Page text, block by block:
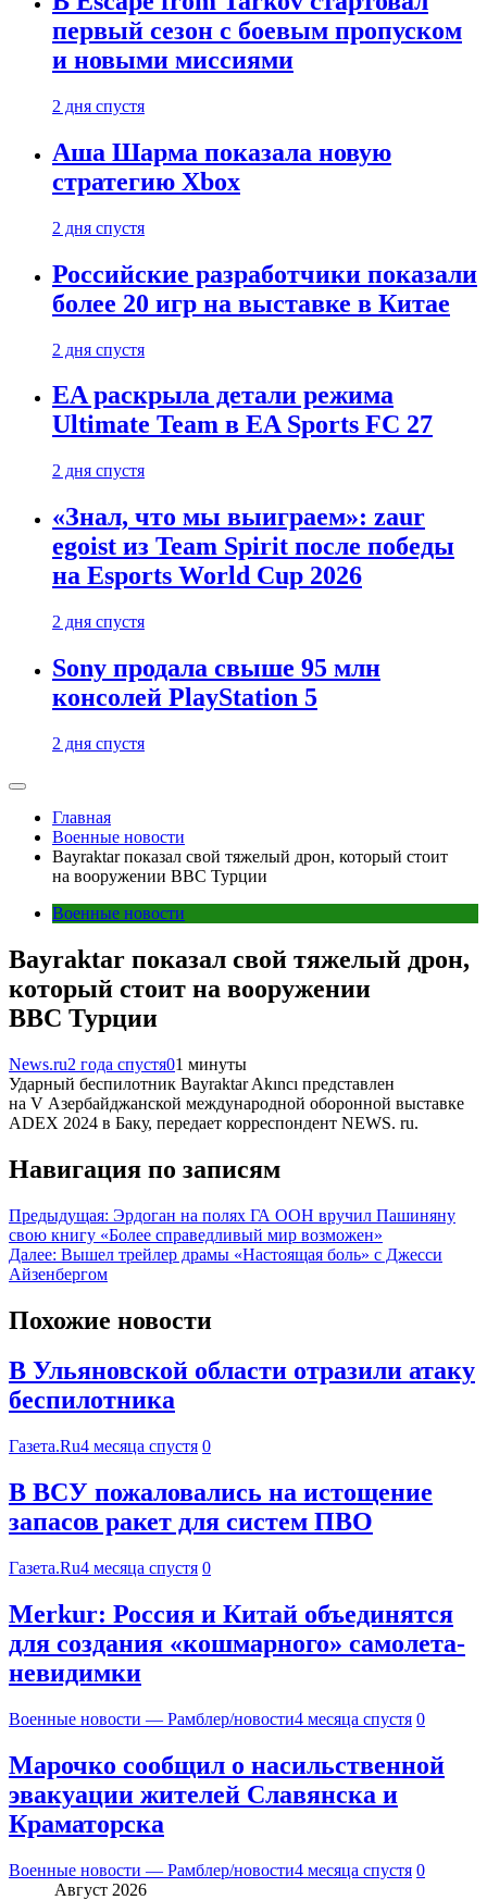
первый сезон с боевым пропуском
и новыми миссиями
2 дня спустя
Аша Шарма показала новую
стратегию Xbox
2 дня спустя
Российские разработчики показали
более 20 игр на выставке в Китае
2 дня спустя
EA раскрыла детали режима
Ultimate Team в EA Sports FC 27
2 дня спустя
«Знал, что мы выиграем»: zaur
egoist из Team Spirit после победы
на Esports World Cup 2026
2 дня спустя
Sony продала свыше 95 млн
консолей PlayStation 5
2 дня спустя
Главная
Военные новости
Bayraktar показал свой тяжелый дрон, который стоит
на вооружении ВВС Турции
Военные новости
Bayraktar показал свой тяжелый дрон,
который стоит на вооружении
ВВС Турции
News.ru2 года спустя01 минуты
Ударный беспилотник Bayraktar Akıncı представлен
на V Азербайджанской международной оборонной выставке
ADEX 2024 в Баку, передает корреспондент NEWS. ru.
Навигация по записям
Предыдущая: Эрдоган на полях ГА ООН вручил Пашиняну
свою книгу «Более справедливый мир возможен»
Далее: Вышел трейлер драмы «Настоящая боль» с Джесси
Айзенбергом
Похожие новости
В Ульяновской области отразили атаку
беспилотника
Газета.Ru4 месяца спустя 0
В ВСУ пожаловались на истощение
запасов ракет для систем ПВО
Газета.Ru4 месяца спустя 0
Merkur: Россия и Китай объединятся
для создания «кошмарного» самолета-
невидимки
Военные новости — Рамблер/новости4 месяца спустя 0
Марочко сообщил о насильственной
эвакуации жителей Славянска и
Краматорска
Военные новости — Рамблер/новости4 месяца спустя 0
Август 2026